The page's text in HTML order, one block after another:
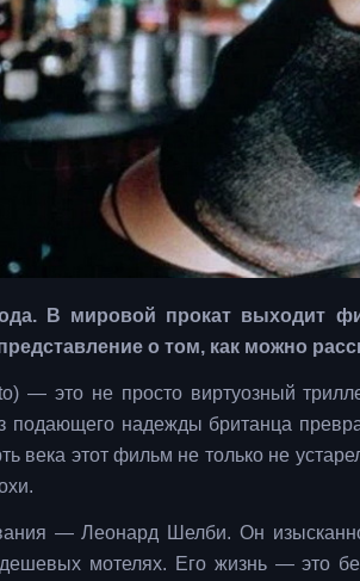
В мировой прокат выходит
о том, как можно
— это не просто виртуозный
подающего надежды британца
века этот фильм не только не
— Леонард Шелби. Он
дешевых мотелях. Его жизнь — это